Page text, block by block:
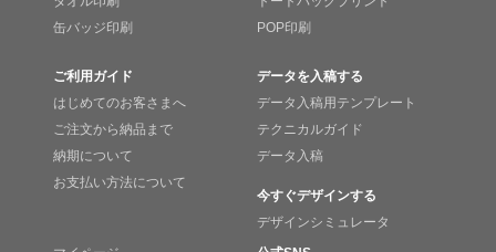
缶バッジ印刷
POP印刷
ご利用ガイド
はじめてのお客さまへ
ご注文から納品まで
納期について
お支払い方法について
データを入稿する
データ入稿用テンプレート
テクニカルガイド
データ入稿
今すぐデザインする
デザインシミュレータ